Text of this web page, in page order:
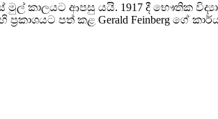
කාලයට ආපසු යයි. 1917 දී භෞතික
ප්‍රකාශයට පත් කළ Gerald Feinberg ගේ